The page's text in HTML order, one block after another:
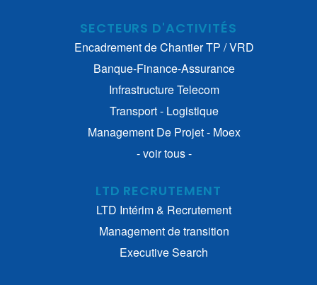
SECTEURS D'ACTIVITÉS
Encadrement de Chantier TP / VRD
Banque-Finance-Assurance
Infrastructure Telecom
Transport - Logistique
Management De Projet - Moex
- voir tous -
LTD RECRUTEMENT
LTD Intérim & Recrutement
Management de transition
Executive Search